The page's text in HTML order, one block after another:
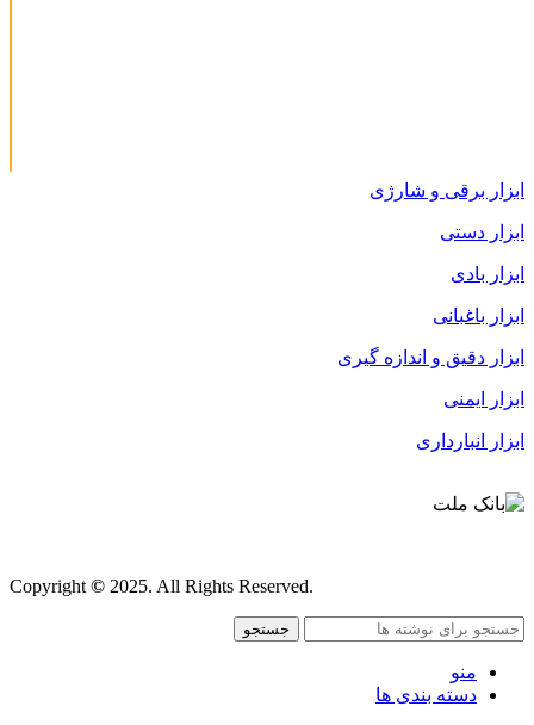
ابزار برقی و شارژی
ابزار دستی
ابزار بادی
ابزار باغبانی
ابزار دقیق و اندازه گیری
ابزار ایمنی
ابزار انبارداری
Copyright© 2025. All Rights Reserved.
جستجو
منو
دسته بندی ها